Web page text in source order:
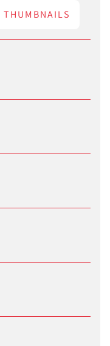
THUMBNAILS